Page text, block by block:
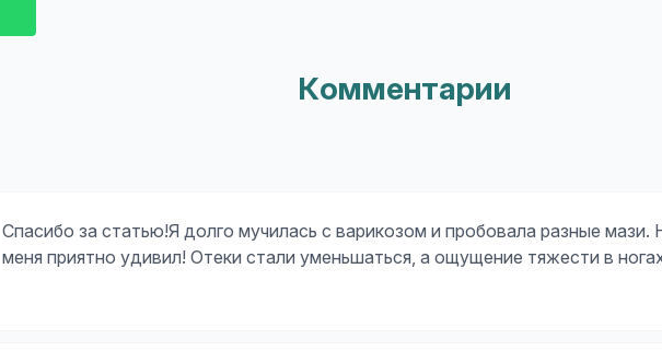
Комментарии
Спасибо за статью!Я долго мучилась с варикозом и пробовала разные
меня приятно удивил! Отеки стали уменьшаться, а ощущение тяжести в